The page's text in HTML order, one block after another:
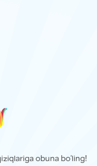
obuna bo'ling!